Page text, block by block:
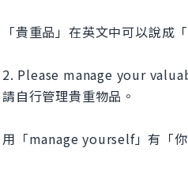
「貴重品」在英文中可以說
2. Please manage your
請自行管理貴重物品。
用「manage yourself」有「